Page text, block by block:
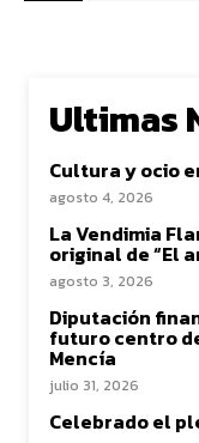
Ultimas
Cultura y ocio
agosto 4, 2026
La Vendimia
original de “El
agosto 3, 2026
Diputación
futuro centro
Mencía
julio 31, 2026
Celebrado el